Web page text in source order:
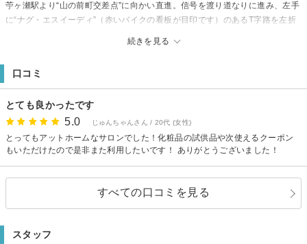
続きを見る
苧ヶ瀬駅より“山の前町交差点”に向かい直進。信号を渡り道なりに進み、左手
に“ナグ・エスイーディ”（赤いバイクの看板が目印です）のあるT字路を左折
口コミ
とても良かったです
5.0 じゅんちゃんさん / 20代 (女性)
とってもアットホームなサロンでした！化粧品の試供品や次使えるクーポン
もいただけたので是非また利用したいです！ ありがとうございました！
すべての口コミを見る
スタッフ